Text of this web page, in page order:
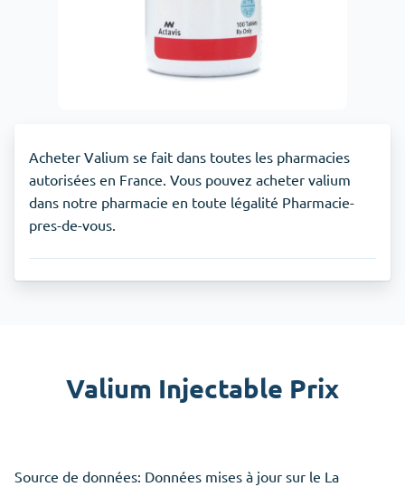
Acheter Valium se fait dans toutes les pharmacies
autorisées en France. Vous pouvez acheter valium
dans notre pharmacie en toute légalité Pharmacie-
pres-de-vous.
Valium Injectable Prix
Source de données: Données mises à jour sur le La